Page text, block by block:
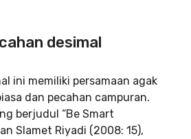
desimal
ini memiliki persamaan agak
dan pecahan campuran.
berjudul “Be Smart
Slamet Riyadi (2008: 15),